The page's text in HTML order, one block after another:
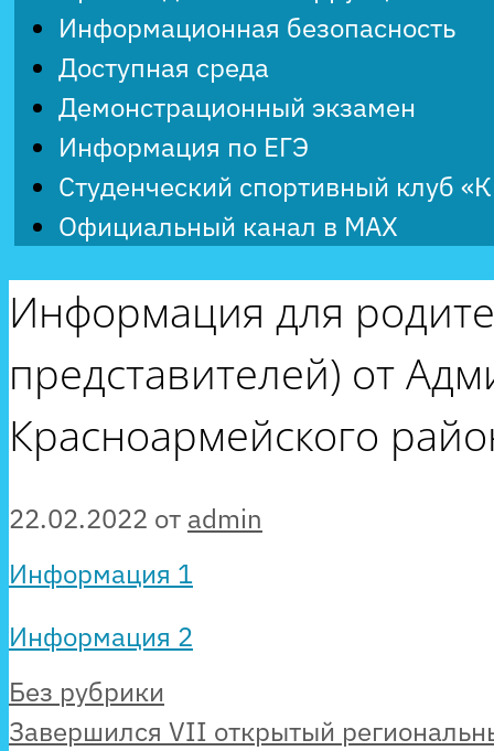
Информационная безопасность
Доступная среда
Демонстрационный экзамен
Информация по ЕГЭ
Студенческий спортивный клуб
Официальный канал в MAX
Информация для
представителей) от
Красноармейского
22.02.2022 от admin
Информация 1
Информация 2
Рубрики
Без рубрики
Завершился VII открытый